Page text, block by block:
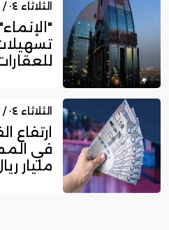
الثلاثاء ٠٤ / أغسطس / ٢٠٢٦
تسهيلات
الثلاثاء ٠٤ / أغسطس / ٢٠٢٦
مليار